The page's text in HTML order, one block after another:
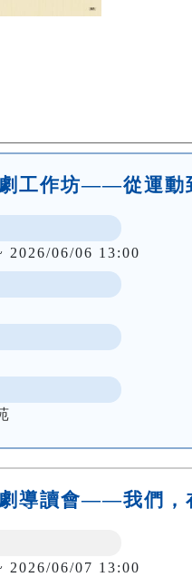
劇工作坊——從運動
2026/06/06 13:00
劇導讀會——我們，
2026/06/07 13:00